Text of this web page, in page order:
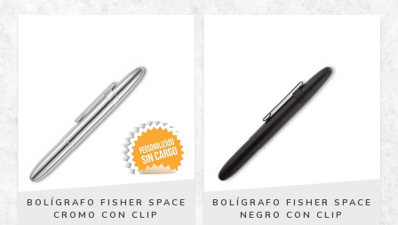
BOLÍGRAFO FISHER SPACE
CROMO CON CLIP
BOLÍGRAFO FISHER SPACE
NEGRO CON CLIP